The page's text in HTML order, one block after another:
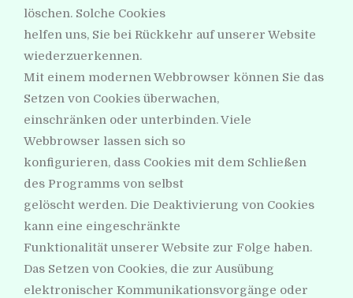
löschen. Solche Cookies
helfen uns, Sie bei Rückkehr auf unserer Website
wiederzuerkennen.
Mit einem modernen Webbrowser können Sie das
Setzen von Cookies überwachen,
einschränken oder unterbinden. Viele
Webbrowser lassen sich so
konfigurieren, dass Cookies mit dem Schließen
des Programms von selbst
gelöscht werden. Die Deaktivierung von Cookies
kann eine eingeschränkte
Funktionalität unserer Website zur Folge haben.
Das Setzen von Cookies, die zur Ausübung
elektronischer Kommunikationsvorgänge oder